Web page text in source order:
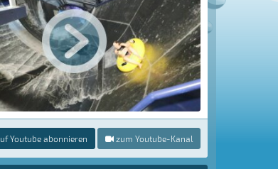
Youtube abonnieren zum Youtube-Kanal